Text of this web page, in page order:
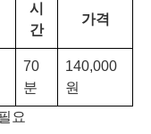
시
간
가격
70
분
140,000
원
요